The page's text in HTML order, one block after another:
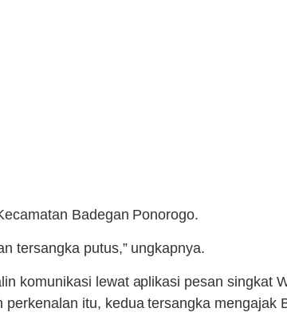
Badegan Ponorogo.
tersangka putus,” ungkapnya.
komunikasi lewat aplikasi pesan singkat
itu, kedua tersangka mengajak